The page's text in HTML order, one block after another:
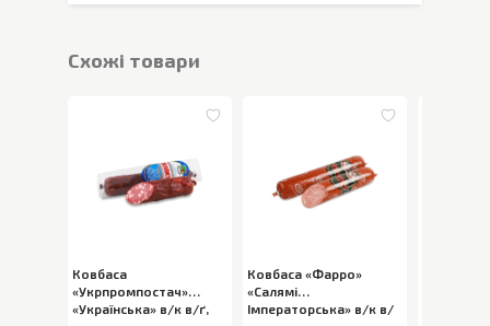
Cхожі товари
Ковбаса
«Укрпромпостач»
«Українська» в/к в/ґ,
Ковбаса «Фарро»
«Салямі
Імператорська» в/к в/